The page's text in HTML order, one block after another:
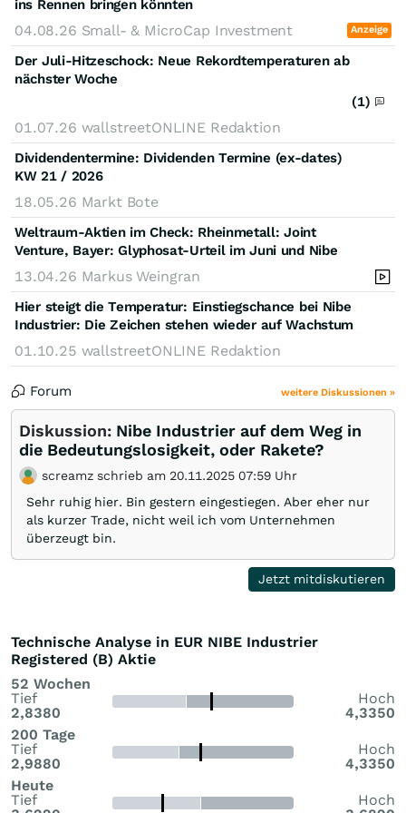
ins Rennen bringen könnten
04.08.26 Small- & MicroCap Investment Anzeige
Der Juli-Hitzeschock: Neue Rekordtemperaturen ab
nächster Woche
(1)
01.07.26 wallstreetONLINE Redaktion
Dividendentermine: Dividenden Termine (ex-dates)
KW 21 / 2026
18.05.26 Markt Bote
Weltraum-Aktien im Check: Rheinmetall: Joint
Venture, Bayer: Glyphosat-Urteil im Juni und Nibe
13.04.26 Markus Weingran
Hier steigt die Temperatur: Einstiegschance bei Nibe
Industrier: Die Zeichen stehen wieder auf Wachstum
01.10.25 wallstreetONLINE Redaktion
Forum weitere Diskussionen »
Diskussion: Nibe Industrier auf dem Weg in
die Bedeutungslosigkeit, oder Rakete?
screamz schrieb am 20.11.2025 07:59 Uhr
Sehr ruhig hier. Bin gestern eingestiegen. Aber eher nur
als kurzer Trade, nicht weil ich vom Unternehmen
überzeugt bin.
Jetzt mitdiskutieren
Technische Analyse in EUR NIBE Industrier
Registered (B) Aktie
52 Wochen
Tief
2,8380
Hoch
4,3350
200 Tage
Tief
2,9880
Hoch
4,3350
Heute
Tief
Hoch